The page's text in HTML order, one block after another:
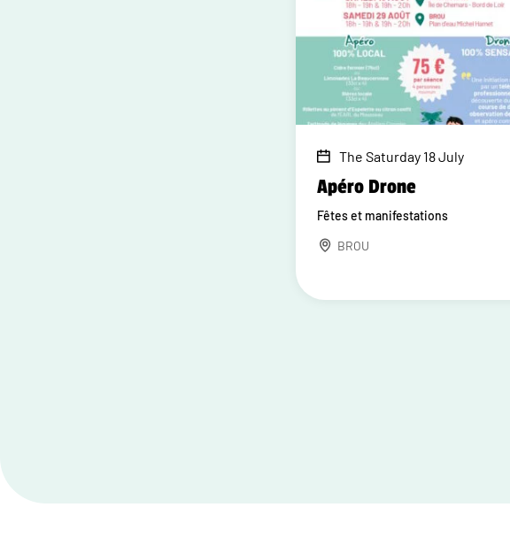
The Saturday 18 July
Apéro Drone
Fêtes et manifestations
BROU